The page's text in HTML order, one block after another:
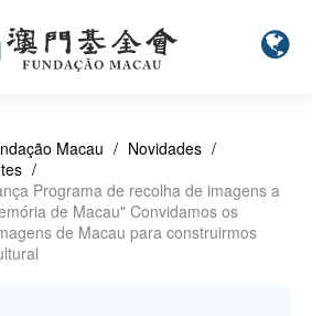
Macau / Novidades /
/
Programa de recolha de imagens a
de Macau" Convidamos os
de Macau para construirmos